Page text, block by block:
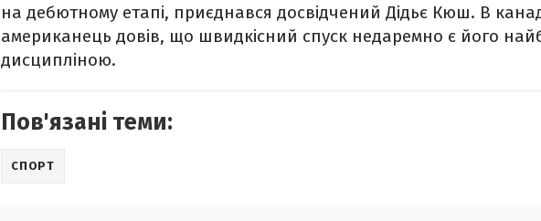
на дебютному етапі, приєднався досвідчений Дідьє Кюш. В
американець довів, що швидкісний спуск недаремно є його
дисципліною.
Пов'язані теми:
СПОРТ